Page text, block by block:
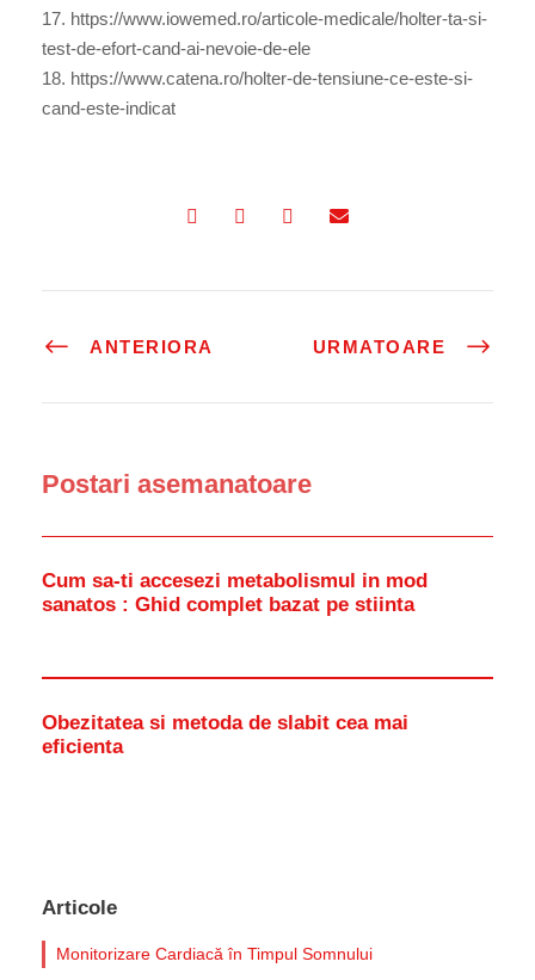
17. https://www.iowemed.ro/articole-medicale/holter-ta-si-
test-de-efort-cand-ai-nevoie-de-ele
18. https://www.catena.ro/holter-de-tensiune-ce-este-si-
cand-este-indicat
ANTERIORA URMATOARE
Postari asemanatoare
Cum sa-ti accesezi metabolismul in mod
sanatos : Ghid complet bazat pe stiinta
Obezitatea si metoda de slabit cea mai
eficienta
Articole
Monitorizare Cardiacă în Timpul Somnului